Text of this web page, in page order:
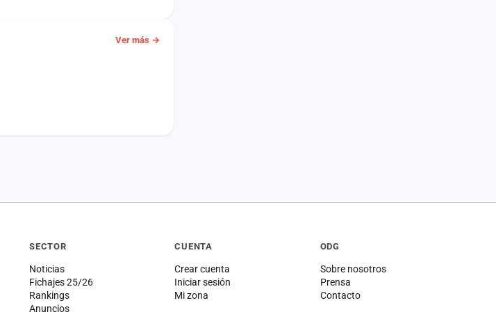
Ver más →
SECTOR
Noticias
Fichajes 25/26
Rankings
Anuncios
CUENTA
Crear cuenta
Iniciar sesión
Mi zona
ODG
Sobre nosotros
Prensa
Contacto